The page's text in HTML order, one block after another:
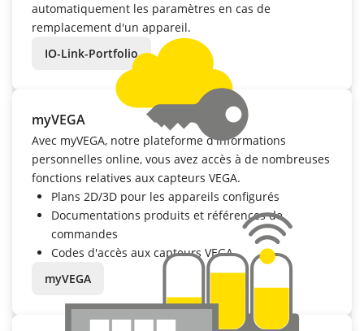
automatiquement les paramètres en cas de
remplacement d'un appareil.
IO-Link-Portfolio
myVEGA
Avec myVEGA, notre plateforme d'informations
personnelles online, vous avez accès à de nombreuses
fonctions relatives aux capteurs VEGA.
Plans 2D/3D pour les appareils configurés
Documentations produits et références de
commandes
Codes d'accès aux capteurs VEGA
myVEGA